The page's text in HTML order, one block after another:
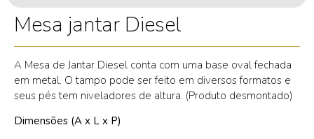
Mesa jantar Diesel
A Mesa de Jantar Diesel conta com uma base oval fechada
em metal. O tampo pode ser feito em diversos formatos e
seus pés tem niveladores de altura. (Produto desmontado)
Dimensões (A x L x P)